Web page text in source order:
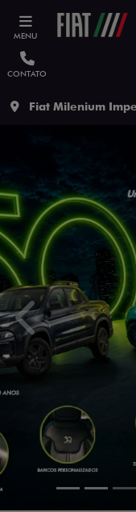
MENU
CONTATO
Fiat Milenium